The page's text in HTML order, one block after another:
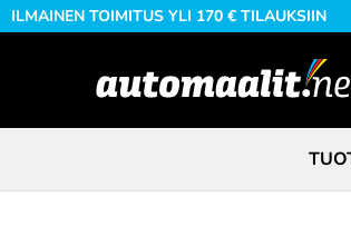
ILMAINEN TOIMITUS YLI 170 € TILAUKSIIN